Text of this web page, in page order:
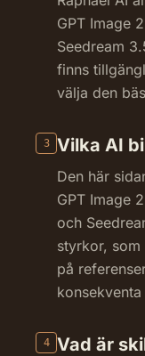
GPT Image
Seedream
finns
välja den
3 Vilka AI
Den här
GPT Image
och
styrkor,
på
4
Vad är